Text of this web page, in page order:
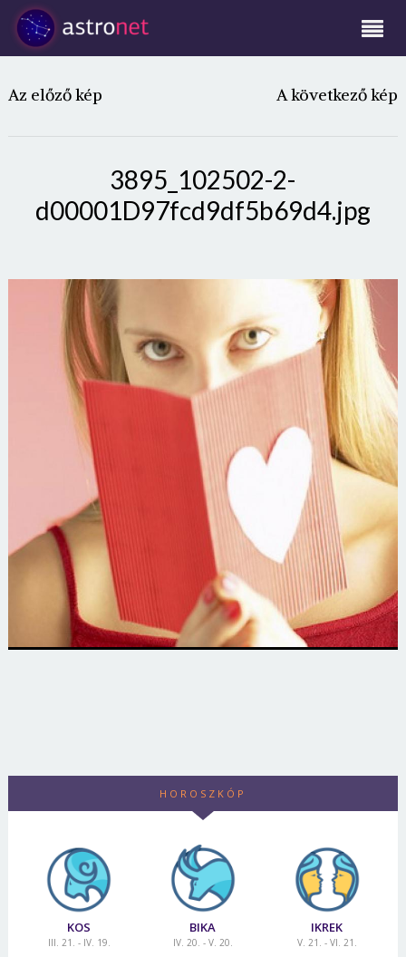
Az előző kép A következő kép
3895_102502-2-
d00001D97fcd9df5b69d4.jpg
HOROSZKÓP
KOS
III. 21. - IV. 19.
BIKA
IV. 20. - V. 20.
IKREK
V. 21. - VI. 21.